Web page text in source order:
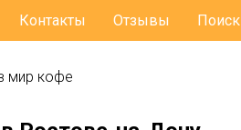
Контакты Отзывы Поиск
мир кофе